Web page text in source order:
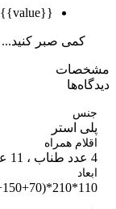
کمی صبر کنید...
استر
همراه